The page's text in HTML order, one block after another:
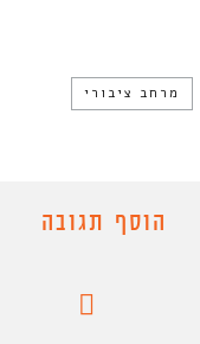
מרחב ציבורי
הוסף תגובה